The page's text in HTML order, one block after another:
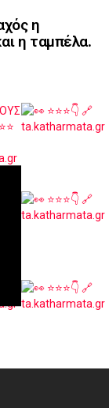
η
η ταμπέλα.